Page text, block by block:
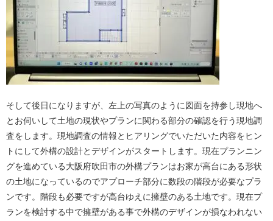
そして後日になりますが、左上の写真のように図面を持参し現地へ
とお伺いして土地の現状やプランに関わる部分の確認を行う現地調
査をします。現地調査の情報とヒアリングでいただいた内容をヒン
トにして外構の設計とデザインがスタートします。現在プランニン
グを進めている大阪府吹田市の外構プランはお家が高台にある形状
の土地になっているのでアプローチ部分に数段の階段が必要なプラ
ンです。階段も必要ですが高台ゆえに擁壁のある土地です。現在プ
ランを検討する中で擁壁がある事で外構のデザインが損なわれない